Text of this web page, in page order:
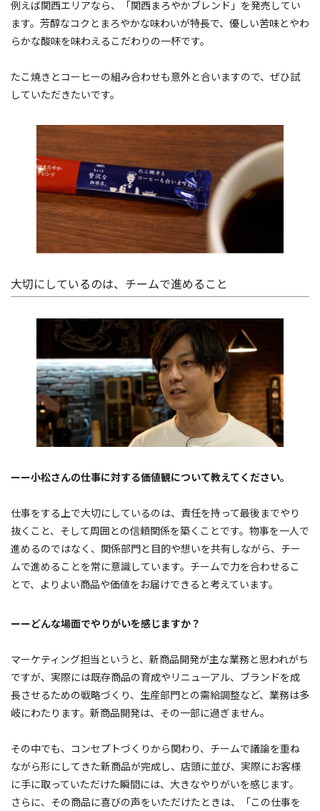
例えば関西エリアなら、「関西まろやかブレンド」を発売してい
ます。芳醇なコクとまろやかな味わいが特長で、優しい苦味とやわ
らかな酸味を味わえるこだわりの一杯です。
たこ焼きとコーヒーの組み合わせも意外と合いますので、ぜひ試
していただきたいです。
大切にしているのは、チームで進めること
ーー小松さんの仕事に対する価値観について教えてください。
仕事をする上で大切にしているのは、責任を持って最後までやり
抜くこと、そして周囲との信頼関係を築くことです。物事を一人で
進めるのではなく、関係部門と目的や想いを共有しながら、チー
ムで進めることを常に意識しています。チームで力を合わせるこ
とで、よりよい商品や価値をお届けできると考えています。
ーーどんな場面でやりがいを感じますか？
マーケティング担当というと、新商品開発が主な業務と思われがち
ですが、実際には既存商品の育成やリニューアル、ブランドを成
長させるための戦略づくり、生産部門との需給調整など、業務は多
岐にわたります。新商品開発は、その一部に過ぎません。
その中でも、コンセプトづくりから関わり、チームで議論を重ね
ながら形にしてきた新商品が完成し、店頭に並び、実際にお客様
に手に取っていただけた瞬間には、大きなやりがいを感じます。
さらに、その商品に喜びの声をいただけたときは、「この仕事を